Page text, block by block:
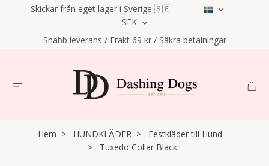
Skickar från eget lager i Sverige 🇸🇪
SEK
Snabb leverans / Frakt 69 kr / Säkra betalningar
Hem HUNDKLÄDER
Festkläder till Hund
Tuxedo Collar Black